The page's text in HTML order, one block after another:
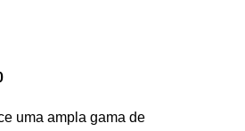
uma ampla gama de